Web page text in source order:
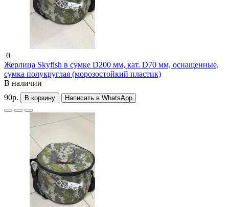
0
Жерлица Skyfish в сумке D200 мм, кат. D70 мм, оснащенные,
сумка полукруглая (морозостойкий пластик)
В наличии
90р.
В корзину Написать в WhatsApp